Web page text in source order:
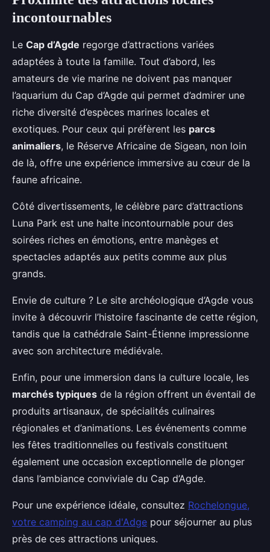
incontournables
Le Cap d’Agde regorge d’attractions variées
adaptées à toute la famille. Tout d’abord, les
amateurs de vie marine ne doivent pas manquer
l’aquarium du Cap d’Agde qui permet d’admirer une
riche diversité d’espèces marines locales et
exotiques. Pour ceux qui préfèrent les parcs
animaliers, le Réserve Africaine de Sigean, non loin
de là, offre une expérience immersive au cœur de la
faune africaine.
Côté divertissements, le célèbre parc d’attractions
Luna Park est une halte incontournable pour des
soirées riches en émotions, entre manèges et
spectacles adaptés aux petits comme aux plus
grands.
Envie de culture ? Le site archéologique d’Agde vous
invite à découvrir l’histoire fascinante de cette région,
tandis que la cathédrale Saint-Étienne impressionne
avec son architecture médiévale.
Enfin, pour une immersion dans la culture locale, les
marchés typiques de la région offrent un éventail de
produits artisanaux, de spécialités culinaires
régionales et d’animations. Les événements comme
les fêtes traditionnelles ou festivals constituent
également une occasion exceptionnelle de plonger
dans l’ambiance conviviale du Cap d’Agde.
Pour une expérience idéale, consultez Rochelongue,
votre camping au cap d'Adge pour séjourner au plus
près de ces attractions uniques.